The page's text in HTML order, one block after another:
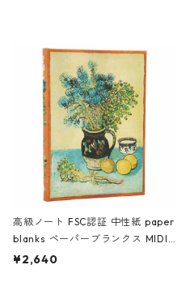
高級ノート FSC認証 中性紙 paper
blanks ペーパーブランクス MIDI
ハードカバー 罫線 ヴァン・ゴッホ
¥2,640